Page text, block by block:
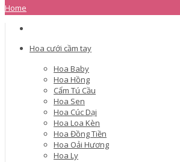
Home
Hoa cưới cầm tay
Hoa Baby
Hoa Hồng
Cẩm Tú Cầu
Hoa Sen
Hoa Cúc Dại
Hoa Loa Kèn
Hoa Đồng Tiền
Hoa Oải Hương
Hoa Ly